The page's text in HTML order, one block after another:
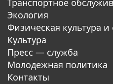
Транспортное
Экология
Физическая культура и
Культура
Пресс — служба
Молодежная политика
Контакты